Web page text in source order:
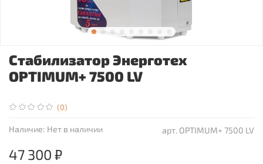
(0)
арт. OPTIMUM+ 7500 LV
Наличие: Нет в наличии
Стабилизатор Энерготех
OPTIMUM+ 7500 LV
47 300 ₽